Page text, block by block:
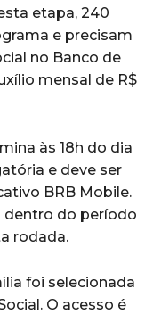
etapa, 240
e precisam
no Banco de
mensal de R$
às 18h do dia
e deve ser
BRB Mobile.
dentro do período
rodada.
foi selecionada
O acesso é